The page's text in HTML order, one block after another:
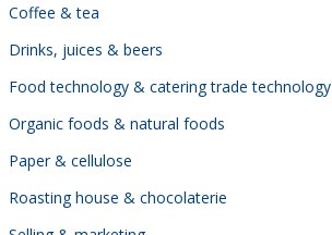
Coffee & tea
Drinks, juices & beers
Food technology & catering trade technology
Organic foods & natural foods
Paper & cellulose
Roasting house & chocolaterie